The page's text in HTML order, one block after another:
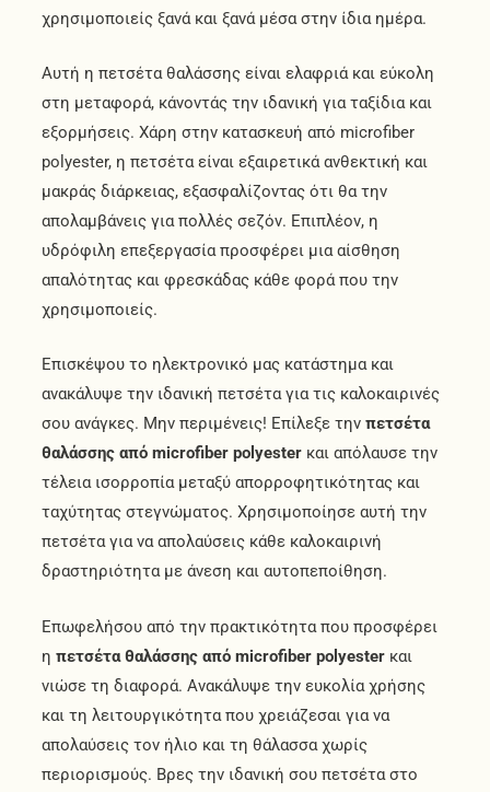
χρησιμοποιείς ξανά και ξανά μέσα στην ίδια ημέρα.
Αυτή η πετσέτα θαλάσσης είναι ελαφριά και εύκολη
στη μεταφορά, κάνοντάς την ιδανική για ταξίδια και
εξορμήσεις. Χάρη στην κατασκευή από microfiber
polyester, η πετσέτα είναι εξαιρετικά ανθεκτική και
μακράς διάρκειας, εξασφαλίζοντας ότι θα την
απολαμβάνεις για πολλές σεζόν. Επιπλέον, η
υδρόφιλη επεξεργασία προσφέρει μια αίσθηση
απαλότητας και φρεσκάδας κάθε φορά που την
χρησιμοποιείς.
Επισκέψου το ηλεκτρονικό μας κατάστημα και
ανακάλυψε την ιδανική πετσέτα για τις καλοκαιρινές
σου ανάγκες. Μην περιμένεις! Επίλεξε την πετσέτα
θαλάσσης από microfiber polyesterκαι απόλαυσε την
τέλεια ισορροπία μεταξύ απορροφητικότητας και
ταχύτητας στεγνώματος. Χρησιμοποίησε αυτή την
πετσέτα για να απολαύσεις κάθε καλοκαιρινή
δραστηριότητα με άνεση και αυτοπεποίθηση.
Επωφελήσου από την πρακτικότητα που προσφέρει
η πετσέτα θαλάσσης από microfiber polyesterκαι
νιώσε τη διαφορά. Ανακάλυψε την ευκολία χρήσης
και τη λειτουργικότητα που χρειάζεσαι για να
απολαύσεις τον ήλιο και τη θάλασσα χωρίς
περιορισμούς. Βρες την ιδανική σου πετσέτα στο